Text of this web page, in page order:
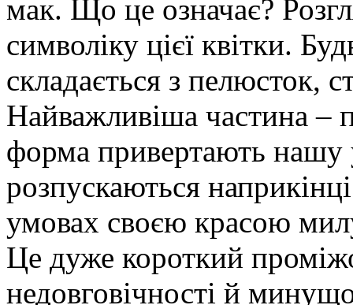
мак. Що це означає?
символіку цієї квітки.
складається з пелюсток,
Найважливіша частина –
форма привертають нашу
розпускаються
умовах своєю красою
Це дуже короткий
недовговічності й